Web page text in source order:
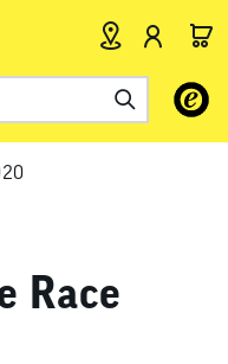
Verwende
Pfeile
Race